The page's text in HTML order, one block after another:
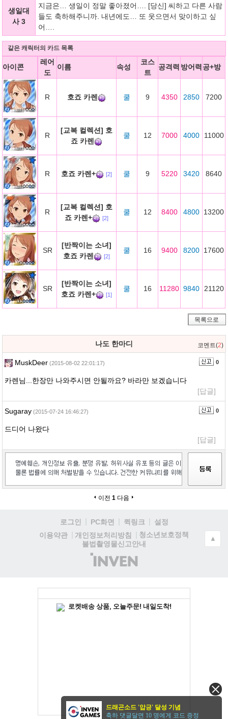
생일대
사 3
지금은… 생일이 정말 좋아졌어…. [당신] 씨하고 다른 사람
들도 축하해주니까. 내년에도… 또 웃으면서 맞이하고 싶
어….
같은 캐릭터의 카드 목록
아이콘
레어
도
이름 속성
코스
트
공격력 방어력 공+방
R 호죠 카렌 쿨 9 4350 2850 7200
R
[교복 컬렉션] 호
죠 카렌
쿨 12 7000 4000 11000
R 호죠 카렌+ [2] 쿨 9 5220 3420 8640
R
[교복 컬렉션] 호
죠 카렌+
[2]
쿨 12 8400 4800 13200
SR
[반짝이는 소녀]
호죠 카렌
[2]
쿨 16 9400 8200 17600
SR
[반짝이는 소녀]
호죠 카렌+
[1]
쿨 16 11280 9840 21120
목록으로
나도 한마디 코멘트(2)
MuskDeer (2015-08-02 22:01:17) 0
카렌님...한장만 나와주시면 안될까요? 바라만 보겠습니다
[답글]
Sugaray (2015-07-24 16:46:27) 0
드디어 나왔다
[답글]
이전 1 다음
로그인 PC화면 퀵링크
설정
이용약관
개인정보처리방침
청소년보호정책
불법촬영물신고안내
(주)
인
▲
드래곤소드 '압긍' 달성 기념
축하 댓글달면 10 명에게 코드 증정